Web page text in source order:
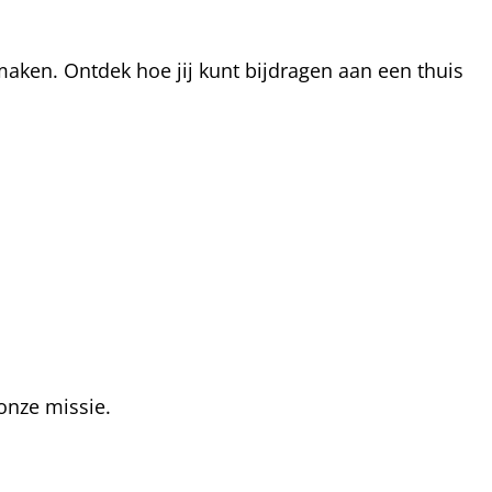
Ontdek hoe jij kunt bijdragen aan een thuis
missie.